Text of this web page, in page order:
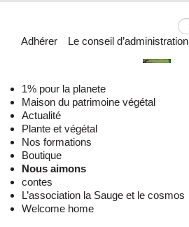
Adhérer Le conseil d’administration
1% pour la planete
Maison du patrimoine végétal
Actualité
Plante et végétal
Nos formations
Boutique
Nous aimons
contes
L’association la Sauge et le cosmos
Welcome home